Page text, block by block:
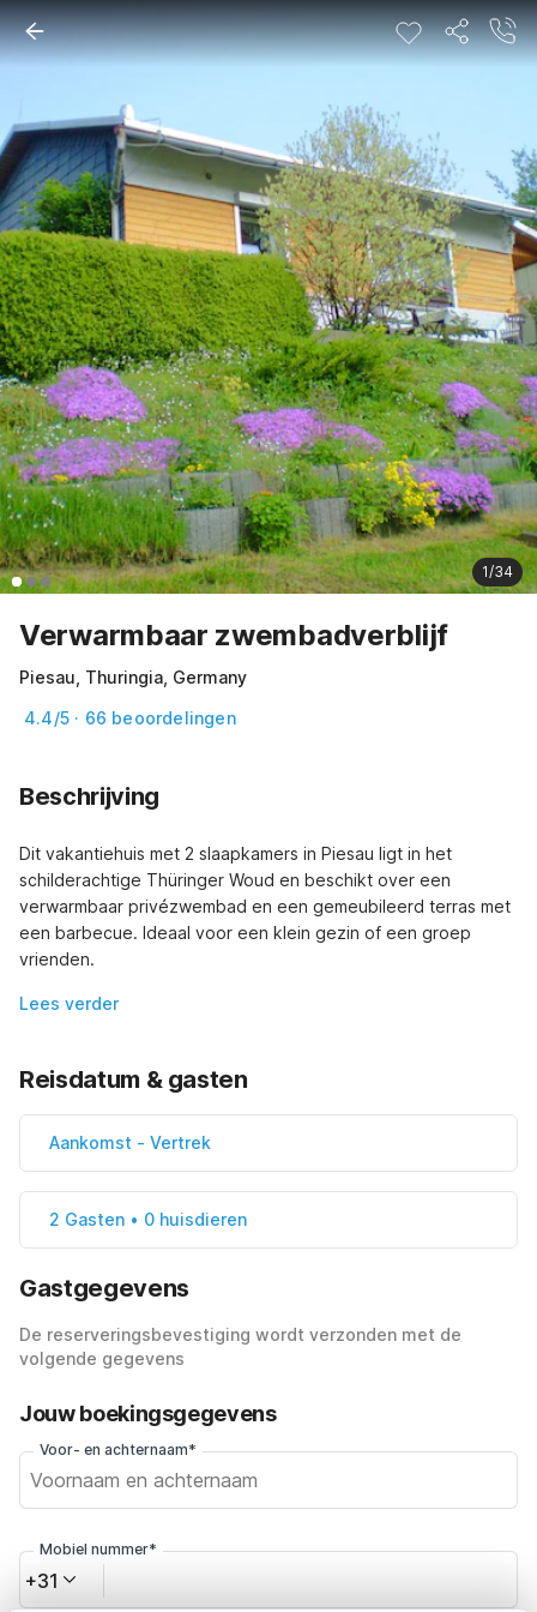
1/34
Verwarmbaar zwembadverblijf
Piesau, Thuringia, Germany
4.4/5 · 66 beoordelingen
Beschrijving
Dit vakantiehuis met 2 slaapkamers in Piesau ligt in het
schilderachtige Thüringer Woud en beschikt over een
verwarmbaar privézwembad en een gemeubileerd terras met
een barbecue. Ideaal voor een klein gezin of een groep
vrienden.
Lees verder
Reisdatum & gasten
Aankomst - Vertrek
2 Gasten • 0 huisdieren
Gastgegevens
De reserveringsbevestiging wordt verzonden met de
volgende gegevens
Jouw boekingsgegevens
Voor- en achternaam*
Mobiel nummer*
+31